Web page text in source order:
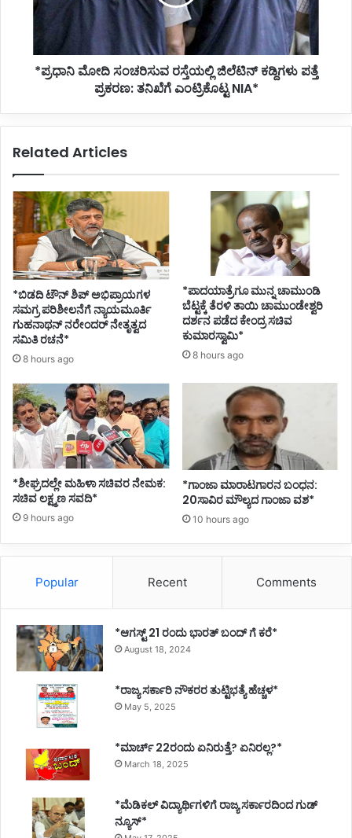
ಕಡ್ದಿಗಳು
ತನಿಖೆಗೆ
ಎಂಟ್ರಿಕೊಟ್ಟ*ಪ್ರಧಾನಿ ಮೋದಿ ಸಂಚರಿಸುವ ರಸ್ತೆಯಲ್ಲಿ ಜಿಲೆಟಿನ್ ಕಡ್ದಿಗಳು ಪತ್ತೆ
ಪ್ರಕರಣ: ತನಿಖೆಗೆ ಎಂಟ್ರಿಕೊಟ್ಟ NIA*
Related Articles
*ಬಿಡದಿ ಟೌನ್ ಶಿಪ್ ಅಭಿಪ್ರಾಯಗಳ
ಸಮಗ್ರ ಪರಿಶೀಲನೆಗೆ ನ್ಯಾಯಮೂರ್ತಿ
ಗುಹನಾಥನ್ ನರೇಂದರ್ ನೇತೃತ್ವದ
ಸಮಿತಿ ರಚನೆ*
8 hours ago
*ಪಾದಯಾತ್ರೆಗೂ ಮುನ್ನ ಚಾಮುಂಡಿ
ಬೆಟ್ಟಕ್ಕೆ ತೆರಳಿ ತಾಯಿ ಚಾಮುಂಡೇಶ್ವರಿ
ದರ್ಶನ ಪಡೆದ ಕೇಂದ್ರ ಸಚಿವ
ಕುಮಾರಸ್ವಾಮಿ*
8 hours ago
*ಶೀಘ್ರದಲ್ಲೇ ಮಹಿಳಾ ಸಚಿವರ ನೇಮಕ:
ಸಚಿವ ಲಕ್ಷ್ಮಣ ಸವದಿ*
9 hours ago
*ಗಾಂಜಾ ಮಾರಾಟಗಾರನ ಬಂಧನ:
20ಸಾವಿರ ಮೌಲ್ಯದ ಗಾಂಜಾ ವಶ*
10 hours ago
Popular Recent Comments
*ಆಗಸ್ಟ್ 21 ರಂದು ಭಾರತ್‌ ಬಂದ್‌ ಗೆ ಕರೆ*
August 18, 2024
*ರಾಜ್ಯ ಸರ್ಕಾರಿ ನೌಕರರ ತುಟ್ಟಿಭತ್ಯೆ ಹೆಚ್ಚಳ*
May 5, 2025
*ಮಾರ್ಚ್ 22ರಂದು ಏನಿರುತ್ತೆ? ಏನಿರಲ್ಲ?*
March 18, 2025
*ಮೆಡಿಕಲ್ ವಿದ್ಯಾರ್ಥಿಗಳಿಗೆ ರಾಜ್ಯ ಸರ್ಕಾರದಿಂದ ಗುಡ್
ನ್ಯೂಸ್*